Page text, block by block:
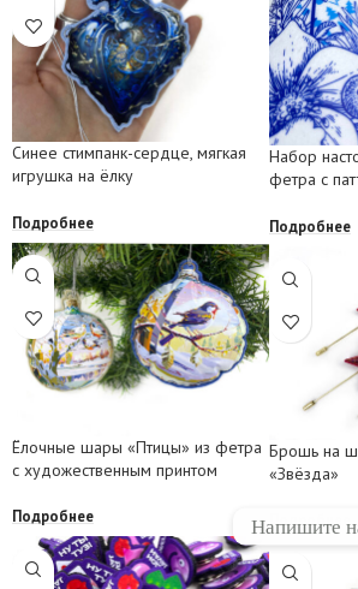
Набор
фетра с
Подробнее
Синее стимпанк-сердце, мягкая
игрушка на ёлку
Подробнее
Ёлочные шары «Птицы» из фетра
с художественным принтом
Подробнее
Брошь на
«Звёзда»
Напишите